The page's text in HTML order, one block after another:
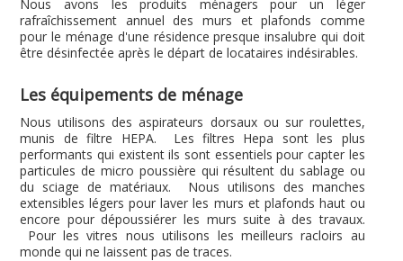
Nous avons les produits ménagers pour un léger
rafraîchissement annuel des murs et plafonds comme
pour le ménage d'une résidence presque insalubre qui doit
être désinfectée après le départ de locataires indésirables.
Les équipements de ménage
Nous utilisons des aspirateurs dorsaux ou sur roulettes,
munis de filtre HEPA. Les filtres Hepa sont les plus
performants qui existent ils sont essentiels pour capter les
particules de micro poussière qui résultent du sablage ou
du sciage de matériaux. Nous utilisons des manches
extensibles légers pour laver les murs et plafonds haut ou
encore pour dépoussiérer les murs suite à des travaux.
Pour les vitres nous utilisons les meilleurs racloirs au
monde qui ne laissent pas de traces.